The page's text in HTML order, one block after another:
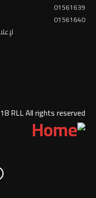
01561639
01561640
RLL All rights reserved